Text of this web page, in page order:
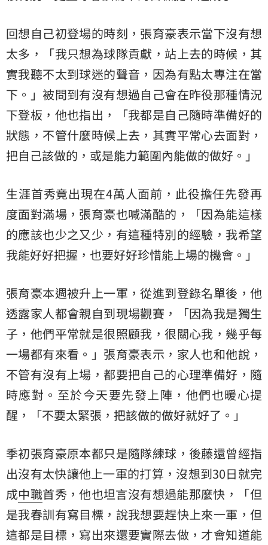
回想自己初登場的時刻，張育豪表示當下沒有想
太多，「我只想為球隊貢獻，站上去的時候，其
實我聽不太到球迷的聲音，因為有點太專注在當
下。」被問到有沒有想過自己會在昨役那種情況
下登板，他也指出，「我都是自己隨時準備好的
狀態，不管什麼時候上去，其實平常心去面對，
把自己該做的，或是能力範圍內能做的做好。」
生涯首秀竟出現在4萬人面前，此役擔任先發再
度面對滿場，張育豪也喊滿酷的，「因為能這樣
的應該也少之又少，有這種特別的經驗，我希望
我能好好把握，也要好好珍惜能上場的機會。」
張育豪本週被升上一軍，從進到登錄名單後，他
透露家人都會親自到現場觀賽，「因為我是獨生
子，他們平常就是很照顧我，很關心我，幾乎每
一場都有來看。」張育豪表示，家人也和他說，
不管有沒有上場，都要把自己的心理準備好，隨
時應對。至於今天要先發上陣，他們也暖心提
醒，「不要太緊張，把該做的做好就好了。」
季初張育豪原本都只是隨隊練球，後藤還曾經指
出沒有太快讓他上一軍的打算，沒想到30日就完
成中職首秀，他也坦言沒有想過能那麼快，「但
是我春訓有寫目標，說我想要趕快上來一軍，但
這都是目標，寫出來還要實際去做，才會知道能